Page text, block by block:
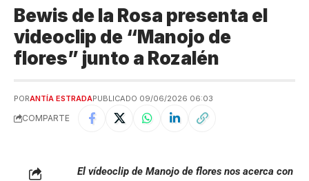
Bewis de la Rosa presenta el
videoclip de “Manojo de
flores” junto a Rozalén
PORANTÍA ESTRADAPUBLICADO 09/06/2026 06:03
COMPARTE
El vídeoclip de Manojo de flores nos acerca con